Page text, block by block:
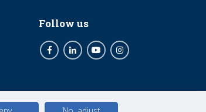
Follow us
FacebookLinkedInYoutubeInstagram